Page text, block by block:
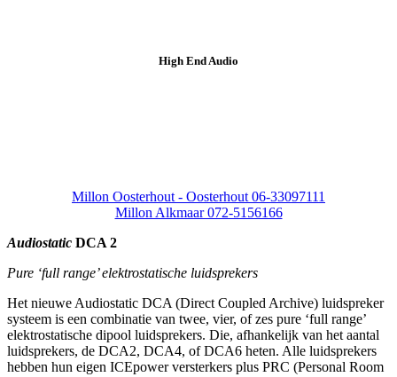
High End Audio
Millon Oosterhout - Oosterhout 06-33097111
Millon Alkmaar 072-5156166
Audiostatic DCA 2
Pure ‘full range’ elektrostatische luidsprekers
Het nieuwe Audiostatic DCA (Direct Coupled Archive) luidspreker
systeem is een combinatie van twee, vier, of zes pure ‘full range’
elektrostatische dipool luidsprekers. Die, afhankelijk van het aantal
luidsprekers, de DCA2, DCA4, of DCA6 heten. Alle luidsprekers
hebben hun eigen ICEpower versterkers plus PRC (Personal Room